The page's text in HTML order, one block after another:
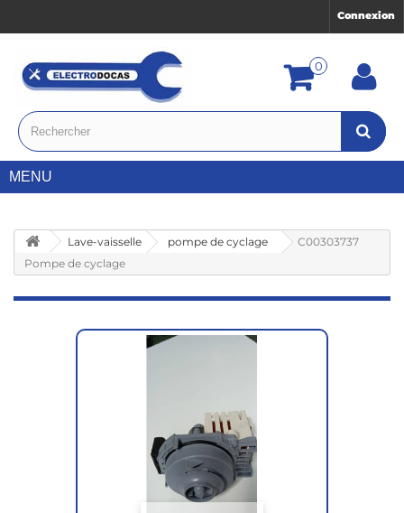
Connexion
0
MENU
Lave-vaisselle pompe de cyclage
C00303737
Pompe de cyclage